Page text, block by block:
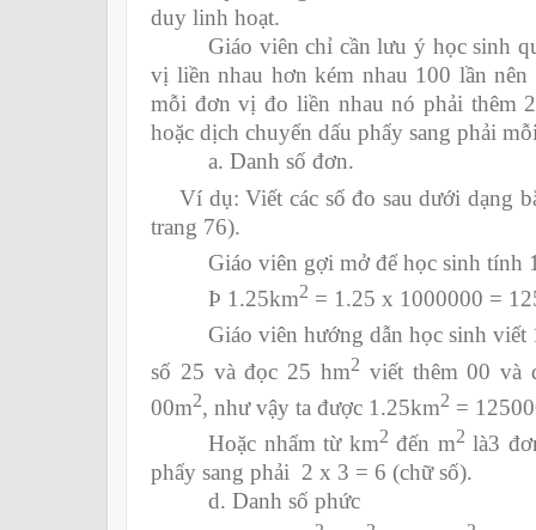
duy linh hoạt.
Giáo viên chỉ cần lưu ý học sinh
vị liền nhau hơn kém nhau 100 lần
mỗi đơn vị đo liền nhau nó phải thêm
hoặc dịch chuyển dấu phẩy sang phải
a. Danh số đơn.
Ví dụ: Viết các số đo sau dưới dạng
trang 76).
Giáo viên gợi mở để học sinh tính
Þ 1.25km2 = 1.25 x 1000000 =
Giáo viên hướng dẫn học sinh viết
số 25 và đọc 25 hm2 viết thêm 00 và
00m2, như vậy ta được 1.25km2 =
Hoặc nhẩm từ km2 đến m2 là3
phẩy sang phải 2 x 3 = 6 (chữ số).
d. Danh số phức